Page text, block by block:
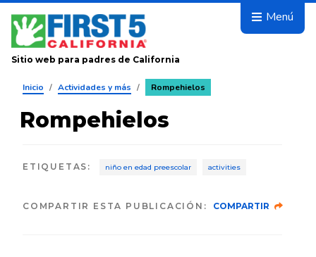
Avanza
Menú
Sitio web para padres de California
Inicio / Actividades y más / Rompehielos
Rompehielos
ETIQUETAS : niño en edad preescolar activities
COMPARTIR ESTA PUBLICACIÓN: COMPARTIR